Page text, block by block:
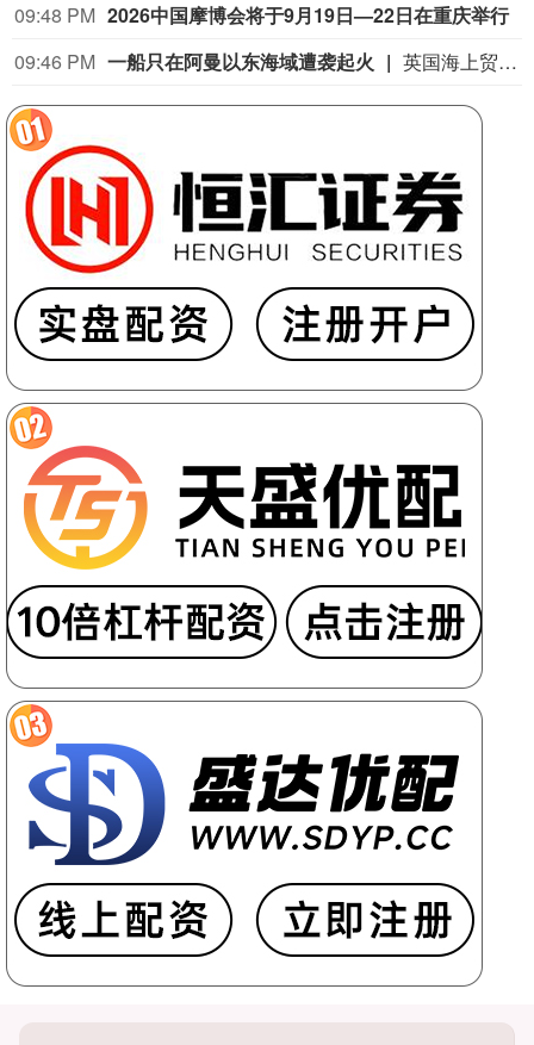
09:48 PM 2026中国摩博会将于9月19日—22日在重庆举行
09:46 PM 一船只在阿曼以东海域遭袭起火 英国海上贸易行动办公室（UKMTO）当地时间8日收到报告称，阿曼海塞卜以东18海里处发生一起突发事件。经核实的消息来源报告称，一艘船只遭“不明投射物”击中并引发火灾，目前火势已被扑灭。消息称船员均安全。有关部门正在对事件展开调查。英国海上贸易行动办公室建议过往船只谨慎航行。（央视新闻）